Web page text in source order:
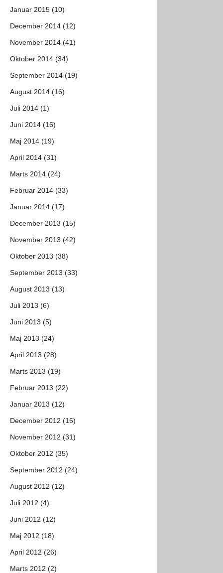
Januar 2015 (10)
December 2014 (12)
November 2014 (41)
Oktober 2014 (34)
September 2014 (19)
August 2014 (16)
Juli 2014 (1)
Juni 2014 (16)
Maj 2014 (19)
April 2014 (31)
Marts 2014 (24)
Februar 2014 (33)
Januar 2014 (17)
December 2013 (15)
November 2013 (42)
Oktober 2013 (38)
September 2013 (33)
August 2013 (13)
Juli 2013 (6)
Juni 2013 (5)
Maj 2013 (24)
April 2013 (28)
Marts 2013 (19)
Februar 2013 (22)
Januar 2013 (12)
December 2012 (16)
November 2012 (31)
Oktober 2012 (35)
September 2012 (24)
August 2012 (12)
Juli 2012 (4)
Juni 2012 (12)
Maj 2012 (18)
April 2012 (26)
Marts 2012 (2)